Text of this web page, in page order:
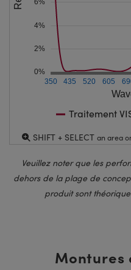
350 435 520 605
0%
2%
4%
6%
Traitement
SHIFT + SELECT an area
Veuillez noter que les
dehors de la plage de
produit sont
Montures